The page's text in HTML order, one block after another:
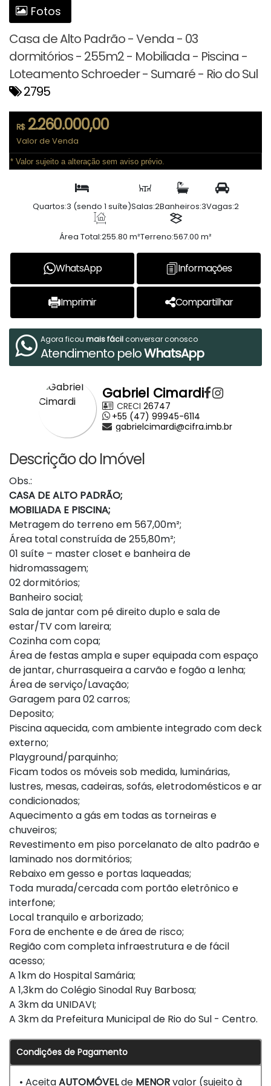
Fotos
Casa de Alto Padrão - Venda - 03
dormitórios - 255m2 - Mobiliada - Piscina -
Loteamento Schroeder - Sumaré - Rio do Sul
2795
R$2.260.000,00
Valor de Venda
* Valor sujeito a alteração sem aviso prévio.
Quartos:3 (sendo 1 suíte)Salas:2Banheiros:3Vagas:2
Área Total:255.80 m²Terreno:567.00 m²
WhatsApp Informações
Imprimir Compartilhar
Agora ficou mais fácilconversar conosco
Atendimento peloWhatsApp
Gabriel Cimardi
CRECI 26747
+55 (47) 99945-6114
gabrielcimardi@cifra.imb.br
Descrição do Imóvel
Obs.:
CASA DE ALTO PADRÃO;
MOBILIADA E PISCINA;
Metragem do terreno em 567,00m²;
Área total construída de 255,80m²;
01 suíte – master closet e banheira de
hidromassagem;
02 dormitórios;
Banheiro social;
Sala de jantar com pé direito duplo e sala de
estar/TV com lareira;
Cozinha com copa;
Área de festas ampla e super equipada com espaço
de jantar, churrasqueira a carvão e fogão a lenha;
Área de serviço/Lavação;
Garagem para 02 carros;
Deposito;
Piscina aquecida, com ambiente integrado com deck
externo;
Playground/parquinho;
Ficam todos os móveis sob medida, luminárias,
lustres, mesas, cadeiras, sofás, eletrodomésticos e ar
condicionados;
Aquecimento a gás em todas as torneiras e
chuveiros;
Revestimento em piso porcelanato de alto padrão e
laminado nos dormitórios;
Rebaixo em gesso e portas laqueadas;
Toda murada/cercada com portão eletrônico e
interfone;
Local tranquilo e arborizado;
Fora de enchente e de área de risco;
Região com completa infraestrutura e de fácil
acesso;
A 1km do Hospital Samária;
A 1,3km do Colégio Sinodal Ruy Barbosa;
A 3km da UNIDAVI;
A 3km da Prefeitura Municipal de Rio do Sul - Centro.
Condições de Pagamento
• AceitaAUTOMÓVELde MENORvalor (sujeito à